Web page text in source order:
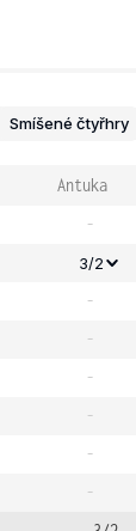
Smíšené čtyřhry
Antuka
-
3/2
-
-
-
-
-
-